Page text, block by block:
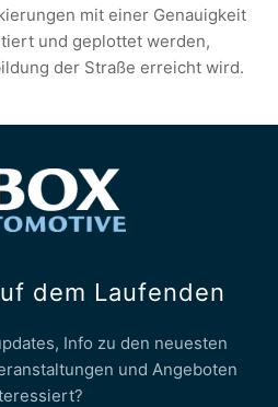
mit einer Genauigkeit
und geplottet werden,
der Straße erreicht wird.
dem Laufenden
Info zu den neuesten
und Angeboten